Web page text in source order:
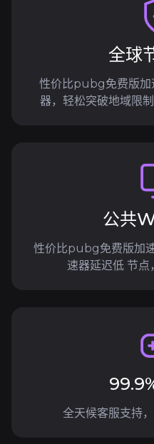
全球
性价比pubg免费版
器，轻松突破地域限
公共
性价比pubg免费版加
速器延迟低 节点
全天候客服支持